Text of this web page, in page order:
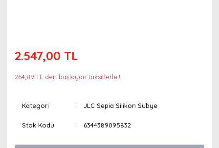
2.547,00 TL
264,89 TL den başlayan taksitlerle!!
Kategori JLC Sepia Silikon Sübye
Stok Kodu 6344389095832